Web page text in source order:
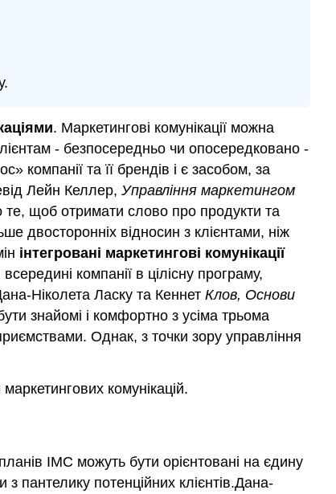
. Маркетингові комунікації можна
- безпосередньо чи опосередковано -
компанії та її брендів і є засобом, за
Лейн Келлер, Управління маркетингом
те, щоб отримати слово про продукти та
двосторонніх відносин з клієнтами, ніж
інтегровані маркетингові комунікації
компанії в цілісну програму,
Ніколета Ласку та Кеннет Клов, Основи
знайомі і комфортно з усіма трьома
Однак, з точки зору управління
комунікацій.
IMC можуть бути орієнтовані на єдину
пантелику потенційних клієнтів.Дана-